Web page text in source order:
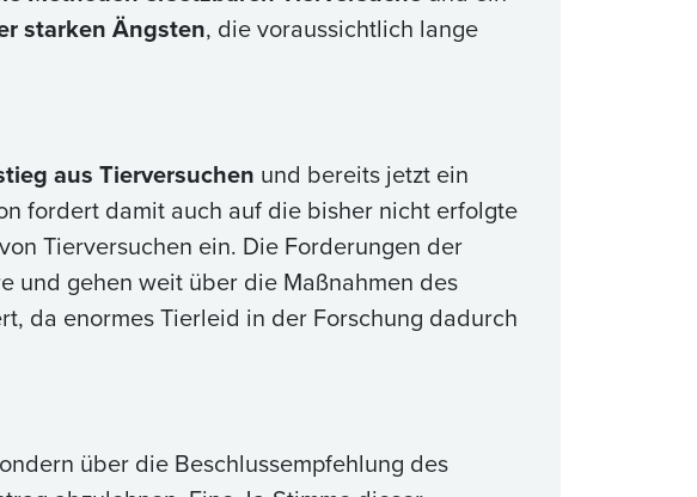
starken Ängsten, die voraussichtlich lange
aus Tierversuchen und bereits jetzt ein
fordert damit auch auf die bisher nicht erfolgte
Tierversuchen ein. Die Forderungen der
und gehen weit über die Maßnahmen des
da enormes Tierleid in der Forschung dadurch
über die Beschlussempfehlung des